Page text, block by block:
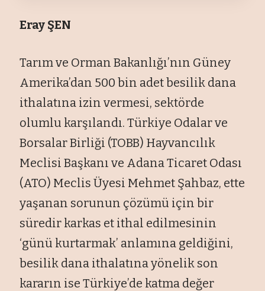
Eray ŞEN
Tarım ve Orman Bakanlığı’nın Güney
Amerika’dan 500 bin adet besilik dana
ithalatına izin vermesi, sektörde
olumlu karşılandı. Türkiye Odalar ve
Borsalar Birliği (TOBB) Hayvancılık
Meclisi Başkanı ve Adana Ticaret Odası
(ATO) Meclis Üyesi Mehmet Şahbaz, ette
yaşanan sorunun çözümü için bir
süredir karkas et ithal edilmesinin
‘günü kurtarmak’ anlamına geldiğini,
besilik dana ithalatına yönelik son
kararın ise Türkiye’de katma değer